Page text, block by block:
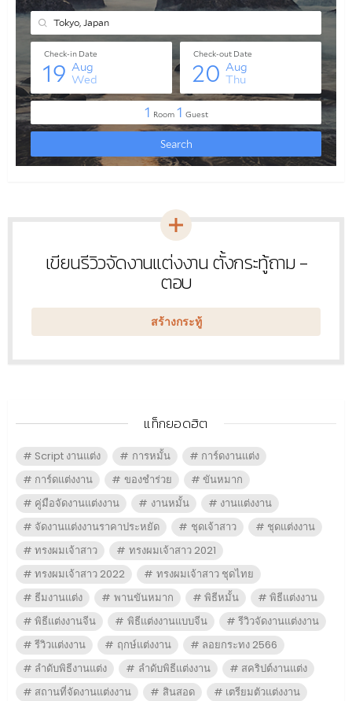
หัวข้อ
เขียนรีวิวจัดงานแต่งงาน ตั้งกระทู้ถาม -
ตอบ
สร้างกระทู้
แท็กยอดฮิต
Script งานแต่ง การหมั้น
การ์ดงานแต่ง
การ์ดแต่งงาน
ของชำร่วย
ขันหมาก
คู่มือจัดงานแต่งงาน
งานหมั้น
งานแต่งงาน
จัดงานแต่งงานราคาประหยัด
ชุดเจ้าสาว
ชุดแต่งงาน
ทรงผมเจ้าสาว
ทรงผมเจ้าสาว 2021
ทรงผมเจ้าสาว 2022
ทรงผมเจ้าสาว ชุดไทย
ธีมงานแต่ง
พานขันหมาก พิธีหมั้น
พิธีแต่งงาน
พิธีแต่งงานจีน
พิธีแต่งงานแบบจีน
รีวิวจัดงานแต่งงาน
รีวิวแต่งงาน
ฤกษ์แต่งงาน
ลอยกระทง 2566
ลำดับพิธีงานแต่ง
ลำดับพิธีแต่งงาน
สคริปต์งานแต่ง
สถานที่จัดงานแต่งงาน
สินสอด
เตรียมตัวแต่งงาน